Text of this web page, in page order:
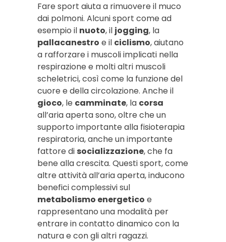
Fare sport aiuta a rimuovere il muco
dai polmoni. Alcuni sport come ad
esempio il nuoto, il jogging, la
pallacanestro e il ciclismo, aiutano
a rafforzare i muscoli implicati nella
respirazione e molti altri muscoli
scheletrici, così come la funzione del
cuore e della circolazione. Anche il
gioco, le camminate, la corsa
all’aria aperta sono, oltre che un
supporto importante alla fisioterapia
respiratoria, anche un importante
fattore di socializzazione, che fa
bene alla crescita. Questi sport, come
altre attività all’aria aperta, inducono
benefici complessivi sul
metabolismo energetico e
rappresentano una modalità per
entrare in contatto dinamico con la
natura e con gli altri ragazzi.